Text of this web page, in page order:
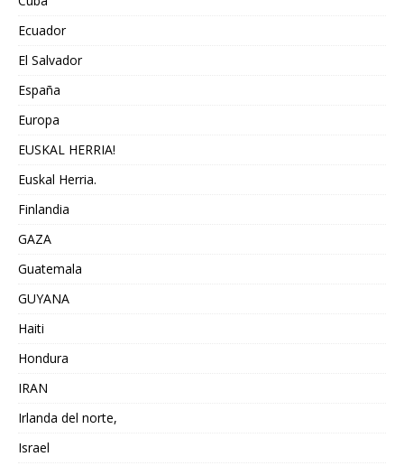
Ecuador
El Salvador
España
Europa
EUSKAL HERRIA!
Euskal Herria.
Finlandia
GAZA
Guatemala
GUYANA
Haiti
Hondura
IRAN
Irlanda del norte,
Israel